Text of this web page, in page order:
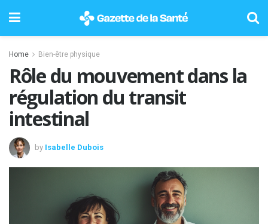
Home Bien-être physique
Rôle du mouvement dans la
régulation du transit
intestinal
by Isabelle Dubois